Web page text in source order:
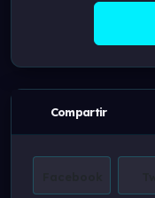
Compartir